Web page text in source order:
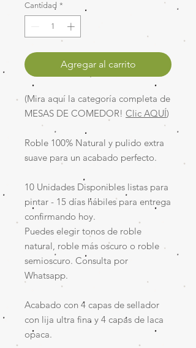
Cantidad *
Agregar al carrito
(Mira aquí la categoría completa de
MESAS DE COMEDOR! Clic AQUÍ)
Roble 100% Natural y pulido extra
suave para un acabado perfecto.
10 Unidades Disponibles listas para
pintar - 15 días hábiles para entrega
confirmando hoy.
Puedes elegir tonos de roble
natural, roble más oscuro o roble
semioscuro. Consulta por
Whatsapp.
Acabado con 4 capas de sellador
con lija ultra fina y 4 capas de laca
opaca.